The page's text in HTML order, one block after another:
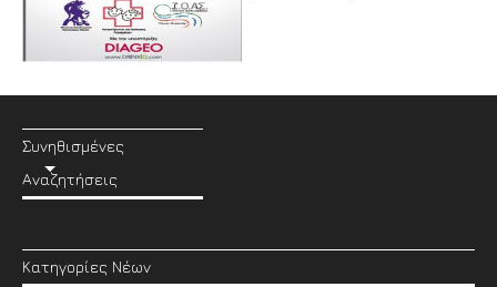
Συνηθισμένες
Αναζητήσεις
Κατηγορίες Νέων